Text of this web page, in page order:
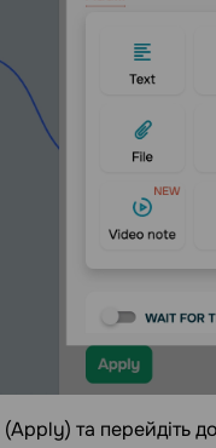
(Apply) та перейдіть